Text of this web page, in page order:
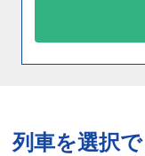
列車を選択